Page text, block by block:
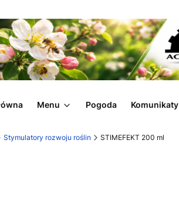
Menu Pogoda Komunikaty
Stymulatory rozwoju roślin STIMEFEKT 200 ml